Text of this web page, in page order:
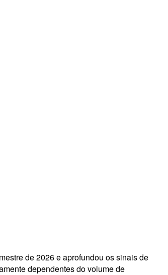
de 2026 e aprofundou os sinais de
dependentes do volume de